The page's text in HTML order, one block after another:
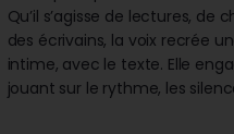
Qu’il s’agisse de lectures, de
des écrivains, la voix recrée
intime, avec le texte. Elle
jouant sur le rythme, les